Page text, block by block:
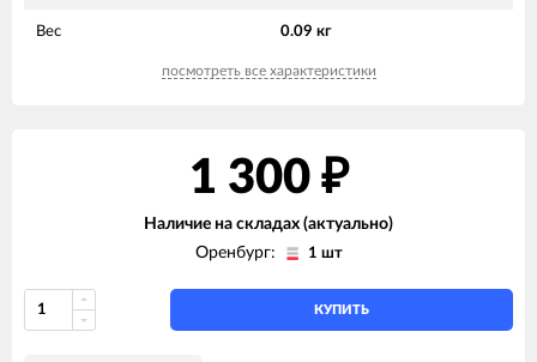
Вес 0.09 кг
посмотреть все характеристики
1 300 ₽
Наличие на складах (актуально)
Оренбург:
1 шт
КУПИТЬ